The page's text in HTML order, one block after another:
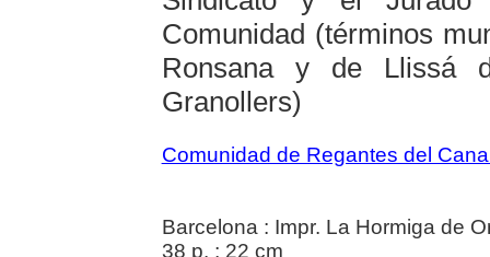
Comunidad (términos
Ronsana y de Llissá
Granollers)
Comunidad de Regantes del
Barcelona : Impr. La Hormiga de
38 p. ; 22 cm